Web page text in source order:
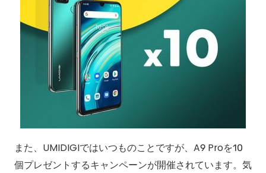
また、UMIDIGIではいつものことですが、A9 Proを10
個プレゼントするキャンペーンが開催されています。気